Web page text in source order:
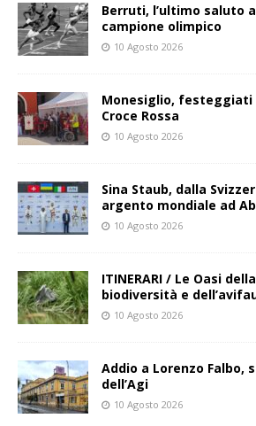
Berruti, l’ultimo saluto
campione olimpico
10 Agosto 2026
Monesiglio, festeggiati
Croce Rossa
10 Agosto 2026
Sina Staub, dalla
argento mondiale ad
10 Agosto 2026
ITINERARI / Le Oasi
biodiversità e
10 Agosto 2026
Addio a Lorenzo Falbo,
dell’Agi
10 Agosto 2026